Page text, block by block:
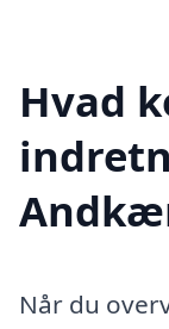
Hvad
Når du